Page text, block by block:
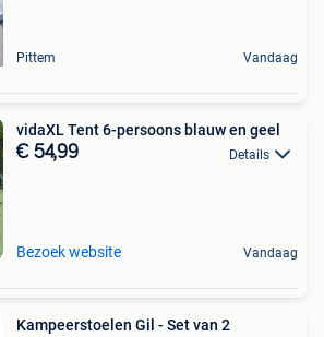
Pittem Vandaag
vidaXL Tent 6-persoons blauw en geel
€ 54,99 Details
Bezoek website Vandaag
Kampeerstoelen Gil - Set van 2